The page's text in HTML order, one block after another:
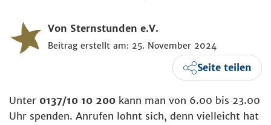
Von Sternstunden e.V.
Beitrag erstellt am: 25. November 2024
Seite teilen
Unter 0137/10 10 200 kann man von 6.00 bis 23.00
Uhr spenden. Anrufen lohnt sich, denn vielleicht hat